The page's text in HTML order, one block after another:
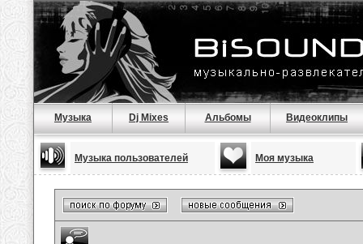
Музыка Dj Mixes Альбомы Видеоклипы
Музыка пользователей Моя музыка